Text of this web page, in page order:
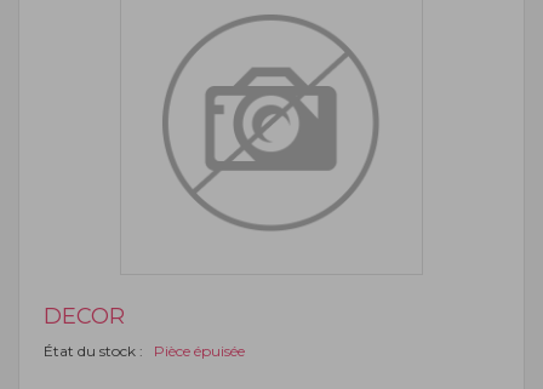
DECOR
État du stock : Pièce épuisée